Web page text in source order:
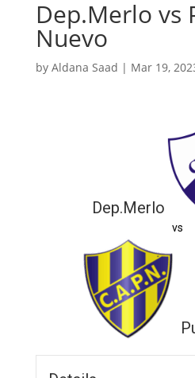
Dep.Merlo vs
Nuevo
by Aldana Saad | Mar 19,
Dep.Merlo
vs